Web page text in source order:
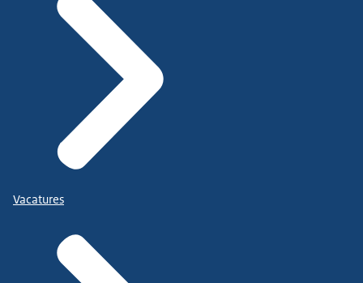
Vacatures